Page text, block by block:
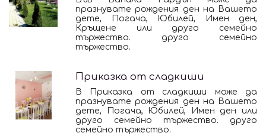
празнувате рождения ден на Вашето
дете, Погача, Юбилей, Имен ден,
Кръщене или друго семейно
тържество. друго семейно
тържество.
Приказка от сладкиши
В Приказка от сладкиши може да
празнувате рождения ден на Вашето
дете, Погача, Юбилей, Имен ден или
друго семейно тържество. друго
семейно тържество.